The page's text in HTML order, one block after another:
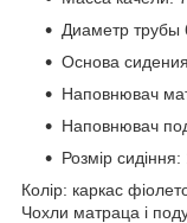
Диаметр трубы
Основа
Наповнювач
Наповнювач
Розмір
Колір: каркас
Чохли матраца і